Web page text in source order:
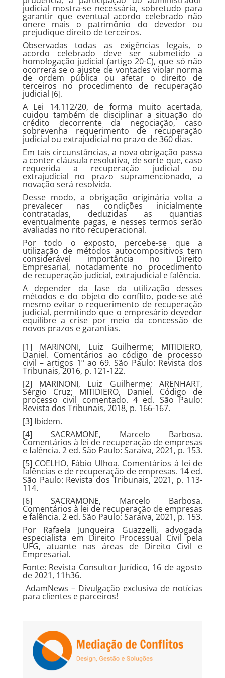
judicial mostra-se necessária, sobretudo para
garantir que eventual acordo celebrado não
onere mais o patrimônio do devedor ou
prejudique direito de terceiros.
Observadas todas as exigências legais, o
acordo celebrado deve ser submetido a
homologação judicial (artigo 20-C), que só não
ocorrerá se o ajuste de vontades violar norma
de ordem pública ou afetar o direito de
terceiros no procedimento de recuperação
judicial [6].
A Lei 14.112/20, de forma muito acertada,
cuidou também de disciplinar a situação do
crédito decorrente da negociação, caso
sobrevenha requerimento de recuperação
judicial ou extrajudicial no prazo de 360 dias.
Em tais circunstâncias, a nova obrigação passa
a conter cláusula resolutiva, de sorte que, caso
requerida a recuperação judicial ou
extrajudicial no prazo supramencionado, a
novação será resolvida.
Desse modo, a obrigação originária volta a
prevalecer nas condições inicialmente
contratadas, deduzidas as quantias
eventualmente pagas, e nesses termos serão
avaliadas no rito recuperacional.
Por todo o exposto, percebe-se que a
utilização de métodos autocompositivos tem
considerável importância no Direito
Empresarial, notadamente no procedimento
de recuperação judicial, extrajudicial e falência.
A depender da fase da utilização desses
métodos e do objeto do conflito, pode-se até
mesmo evitar o requerimento de recuperação
judicial, permitindo que o empresário devedor
equilibre a crise por meio da concessão de
novos prazos e garantias.
[1] MARINONI, Luiz Guilherme; MITIDIERO,
Daniel. Comentários ao código de processo
civil – artigos 1º ao 69. São Paulo: Revista dos
Tribunais, 2016, p. 121-122.
[2] MARINONI, Luiz Guilherme; ARENHART,
Sérgio Cruz; MITIDIERO, Daniel. Código de
processo civil comentado. 4 ed. São Paulo:
Revista dos Tribunais, 2018, p. 166-167.
[3] Ibidem.
[4] SACRAMONE, Marcelo Barbosa.
Comentários à lei de recuperação de empresas
e falência. 2 ed. São Paulo: Saraiva, 2021, p. 153.
[5] COELHO, Fábio Ulhoa. Comentários à lei de
falências e de recuperação de empresas. 14 ed.
São Paulo: Revista dos Tribunais, 2021, p. 113-
114.
[6] SACRAMONE, Marcelo Barbosa.
Comentários à lei de recuperação de empresas
e falência. 2 ed. São Paulo: Saraiva, 2021, p. 153.
Por Rafaela Junqueira Guazzelli, advogada
especialista em Direito Processual Civil pela
UFG, atuante nas áreas de Direito Civil e
Empresarial.
Fonte: Revista Consultor Jurídico, 16 de agosto
de 2021, 11h36.
AdamNews – Divulgação exclusiva de notícias
para clientes e parceiros!